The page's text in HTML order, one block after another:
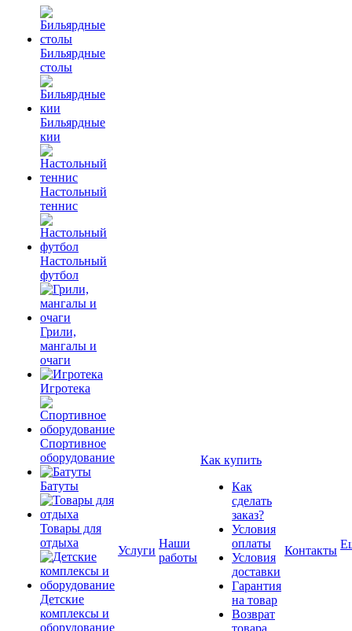
Бильярдные
столы
Бильярдные
кии
Настольный
теннис
Настольный
футбол
Грили,
мангалы и
очаги
Игротека
Спортивное
оборудование
Батуты
Товары для
отдыха
Детские
комплексы и
оборудование
Услуги
Наши
работы
Как купить
Как
сделать
заказ?
Условия
оплаты
Условия
доставки
Гарантия
на товар
Возврат
товара
Контакты